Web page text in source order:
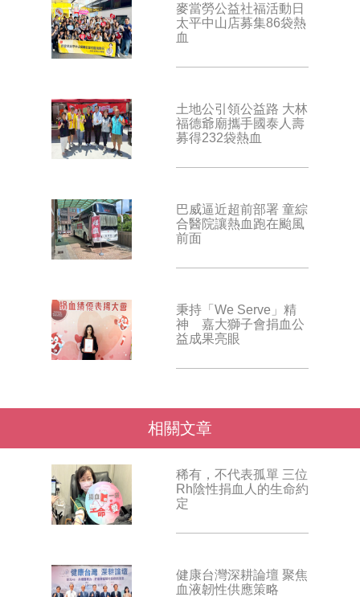
麥當勞公益社福活動日
太平中山店募集86袋熱
血
土地公引領公益路 大林
福德爺廟攜手國泰人壽
募得232袋熱血
巴威逼近超前部署 童綜
合醫院讓熱血跑在颱風
前面
秉持「We Serve」精
神 嘉大獅子會捐血公
益成果亮眼
相關文章
稀有，不代表孤單 三位
Rh陰性捐血人的生命約
定
健康台灣深耕論壇 聚焦
血液韌性供應策略